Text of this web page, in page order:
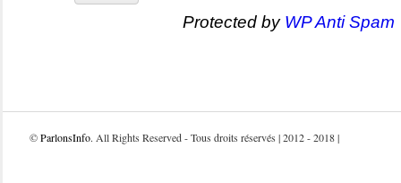
Protected by WP Anti Spam
©ParlonsInfo. All Rights Reserved - Tous droits réservés | 2012 - 2018 |